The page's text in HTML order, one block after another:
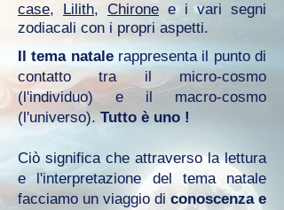
case, Lilith, Chirone e i vari segni
zodiacali con i propri aspetti.
Il tema natale rappresenta il punto di
contatto tra il micro-cosmo
(l'individuo) e il macro-cosmo
(l'universo). Tutto è uno !
Ciò significa che attraverso la lettura
e l'interpretazione del tema natale
facciamo un viaggio di conoscenza e